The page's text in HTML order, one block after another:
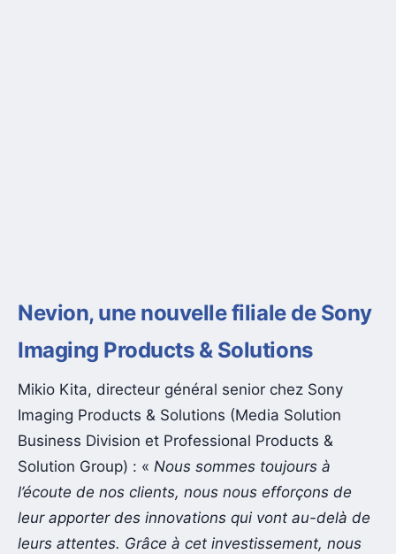
Nevion, une nouvelle filiale de Sony
Imaging Products & Solutions
Mikio Kita, directeur général senior chez Sony
Imaging Products & Solutions (Media Solution
Business Division et Professional Products &
Solution Group) : « Nous sommes toujours à
l’écoute de nos clients, nous nous efforçons de
leur apporter des innovations qui vont au-delà de
leurs attentes. Grâce à cet investissement, nous